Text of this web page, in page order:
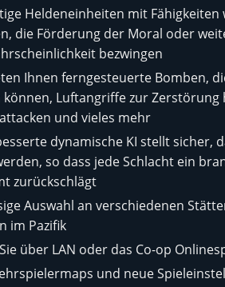
Heldeneinheiten mit
die Förderung der Moral oder
bezwingen
Ihnen ferngesteuerte Bomben,
können, Luftangriffe zur
und vieles mehr
dynamische KI stellt sicher,
so dass jede Schlacht ein
zurückschlägt
Auswahl an verschiedenen
im Pazifik
über LAN oder das Co-op
und neue